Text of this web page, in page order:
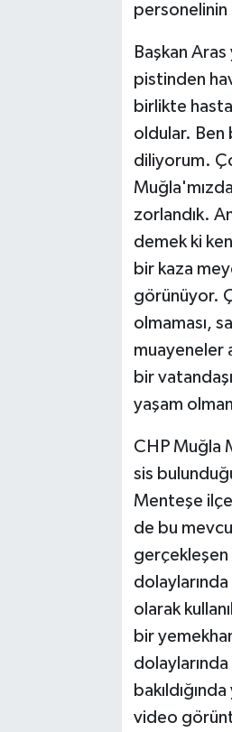
personelinin
Başkan
pistinden
birlikte
oldular. Ben
diliyorum.
zorlandık.
demek ki
bir kaza
görünüyor.
olmaması,
muayeneler
bir
yaşam
CHP Muğla
sis
Menteşe
de bu
gerçekleşen
olarak
bir
video